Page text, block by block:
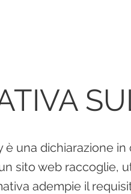
è una dichiarazione
sito web raccoglie,
adempie il